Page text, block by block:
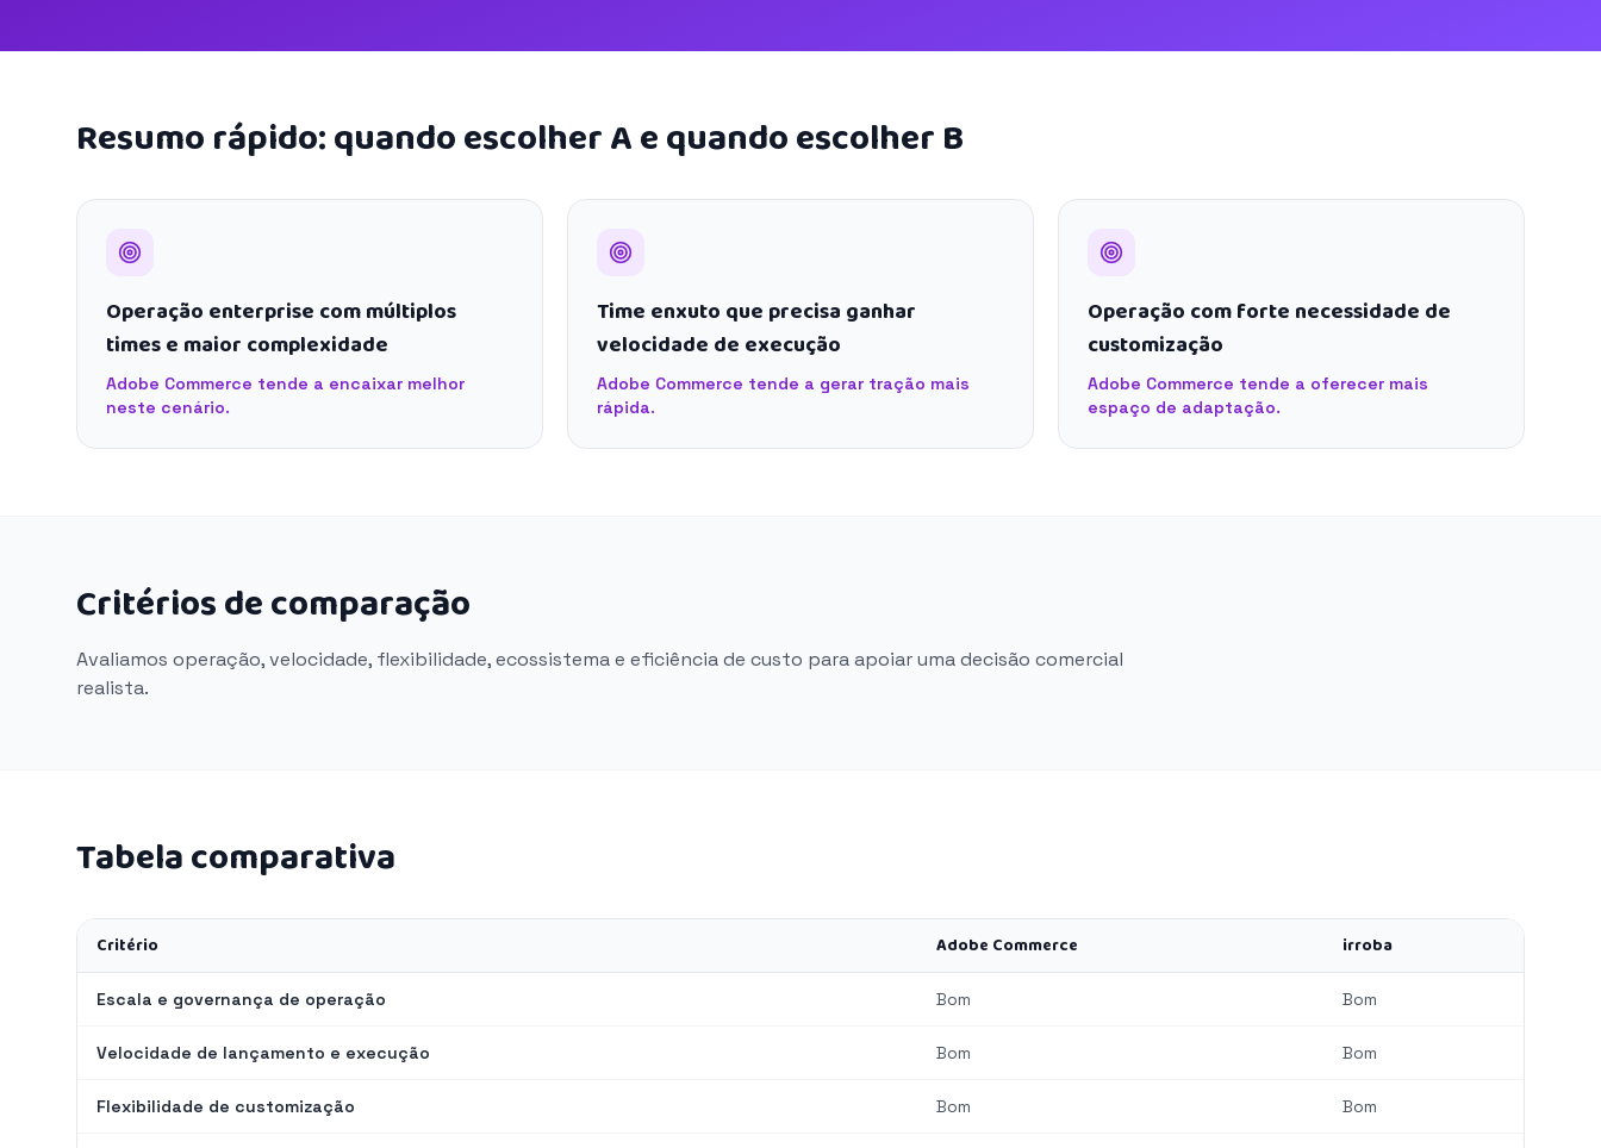
Resumo rápido: quando escolher A e quando escolher B
Operação enterprise com múltiplos
times e maior complexidade
Adobe Commerce tende a encaixar melhor
neste cenário.
Time enxuto que precisa ganhar
velocidade de execução
Adobe Commerce tende a gerar tração mais
rápida.
Operação com forte necessidade de
customização
Adobe Commerce tende a oferecer mais
espaço de adaptação.
Critérios de comparação
Avaliamos operação, velocidade, flexibilidade, ecossistema e eficiência de custo para apoiar uma decisão comercial
realista.
Tabela comparativa
Critério Adobe Commerce irroba
Escala e governança de operação Bom Bom
Velocidade de lançamento e execução Bom Bom
Flexibilidade de customização Bom Bom